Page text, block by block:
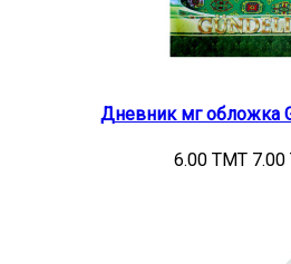
Дневник мг обложка
6.00 TMT 7.00